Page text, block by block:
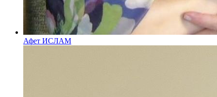
Афет ИСЛАМ